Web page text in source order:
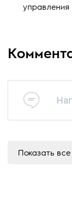
управления
Показать